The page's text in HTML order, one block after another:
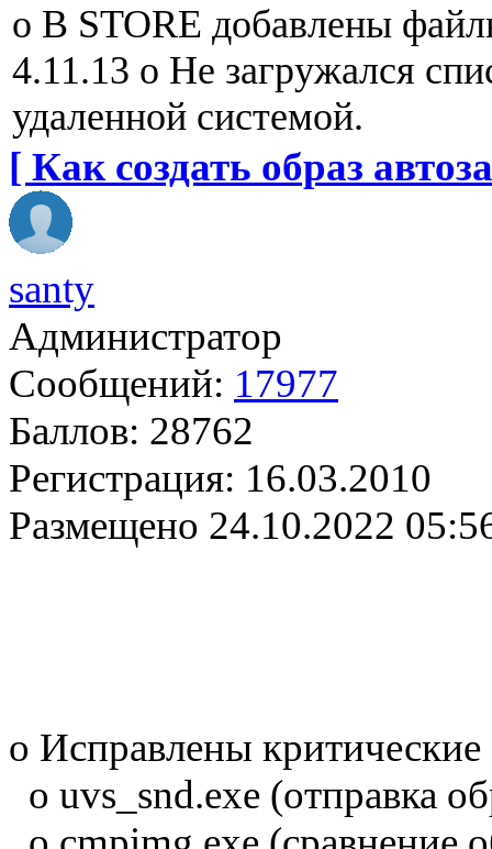
o В STORE добавлены
4.11.13 o Не загружался
удаленной системой.
[ Как создать образ
santy
Администратор
Сообщений: 17977
Баллов: 28762
Регистрация: 16.03.2010
Размещено 24.10.2022
o Исправлены
o uvs_snd.exe (отправка